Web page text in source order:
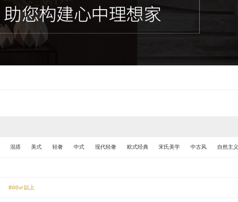
混搭 美式 轻奢 中式 现代轻奢 欧式经典 宋氏美学 中古风 自然主义
800㎡以上